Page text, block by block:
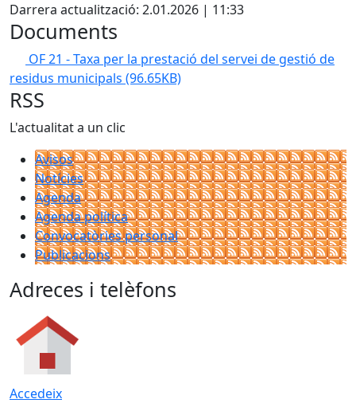
Darrera actualització: 2.01.2026 | 11:33
Documents
OF 21 - Taxa per la prestació del servei de gestió de
residus municipals (96.65KB)
RSS
L'actualitat a un clic
Avisos
Notícies
Agenda
Agenda política
Convocatòries personal
Publicacions
Adreces i telèfons
Accedeix